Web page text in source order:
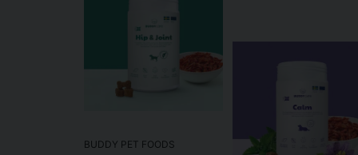
BUDDY PET FOODS